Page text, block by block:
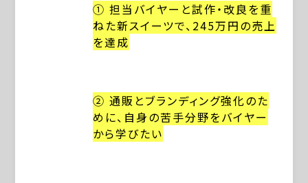
① 担当バイヤーと試作・改良を重
ねた新スイーツで、245万円の売上
を達成
② 通販とブランディング強化のた
めに、自身の苦手分野をバイヤー
から学びたい